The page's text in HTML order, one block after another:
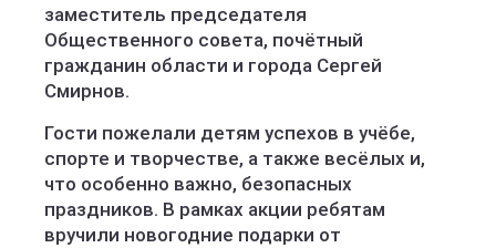
заместитель председателя
Общественного совета, почётный
гражданин области и города Сергей
Смирнов.
Гости пожелали детям успехов в учёбе,
спорте и творчестве, а также весёлых и,
что особенно важно, безопасных
праздников. В рамках акции ребятам
вручили новогодние подарки от